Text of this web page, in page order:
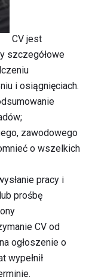
CV jest
szczegółowe
i osiągnięciach.
zawodowego
o wszelkich
pracy i
prośbę
CV od
ogłoszenie o
wypełnił